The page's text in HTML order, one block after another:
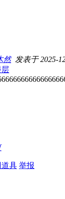
然发表于 2025-
层
具 举报